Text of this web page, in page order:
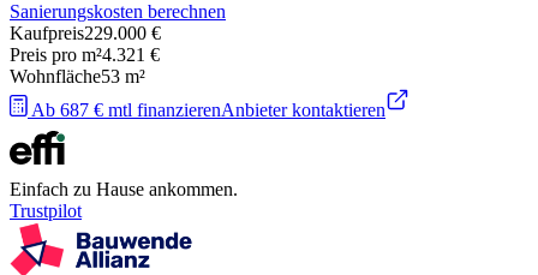
Sanierungskosten berechnen
Kaufpreis229.000 €
Preis pro m²4.321 €
Wohnfläche53 m²
Ab 687 € mtl finanzierenAnbieter kontaktieren
Einfach zu Hause ankommen.
Trustpilot